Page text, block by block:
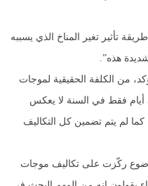
تأثير تغير المناخ الذي يسببه
هذه”.
من الكلفة الحقيقية لموجات
الحر الشديد، وفقاً للبحث، إذ إن درس 5 أيام فقط في السنة لا يعكس
كما لم يتم تضمين كل التكاليف
ركّزت على تكاليف موجات